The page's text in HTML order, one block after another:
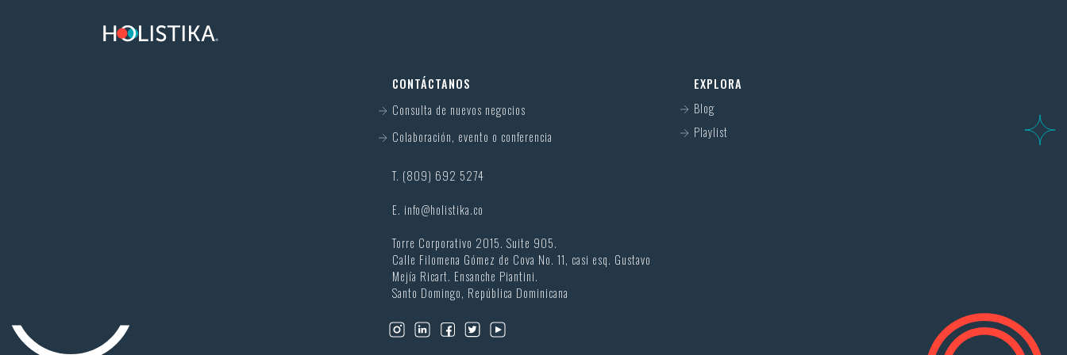
CONTÁCTANOS
Consulta de nuevos negocios
Colaboración, evento o conferencia
T. (809) 692 5274
E. info@holistika.co
Torre Corporativo 2015. Suite 905.
Calle Filomena Gómez de Cova No. 11, casi esq. Gustavo
Mejía Ricart. Ensanche Piantini.
Santo Domingo, República Dominicana
EXPLORA
Blog
Playlist